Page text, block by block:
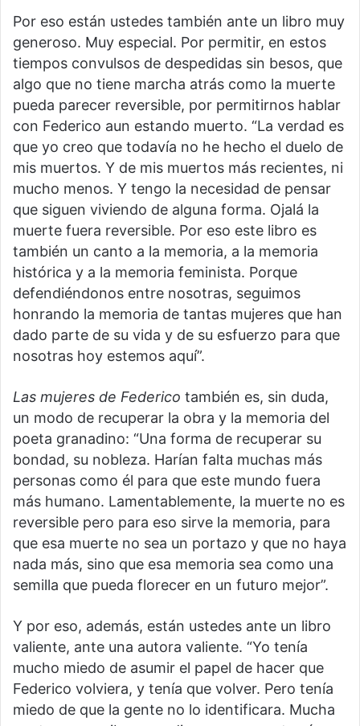
Por eso están ustedes también ante un libro muy
generoso. Muy especial. Por permitir, en estos
tiempos convulsos de despedidas sin besos, que
algo que no tiene marcha atrás como la muerte
pueda parecer reversible, por permitirnos hablar
con Federico aun estando muerto. “La verdad es
que yo creo que todavía no he hecho el duelo de
mis muertos. Y de mis muertos más recientes, ni
mucho menos. Y tengo la necesidad de pensar
que siguen viviendo de alguna forma. Ojalá la
muerte fuera reversible. Por eso este libro es
también un canto a la memoria, a la memoria
histórica y a la memoria feminista. Porque
defendiéndonos entre nosotras, seguimos
honrando la memoria de tantas mujeres que han
dado parte de su vida y de su esfuerzo para que
nosotras hoy estemos aquí”.
Las mujeres de Federico también es, sin duda,
un modo de recuperar la obra y la memoria del
poeta granadino: “Una forma de recuperar su
bondad, su nobleza. Harían falta muchas más
personas como él para que este mundo fuera
más humano. Lamentablemente, la muerte no es
reversible pero para eso sirve la memoria, para
que esa muerte no sea un portazo y que no haya
nada más, sino que esa memoria sea como una
semilla que pueda florecer en un futuro mejor”.
Y por eso, además, están ustedes ante un libro
valiente, ante una autora valiente. “Yo tenía
mucho miedo de asumir el papel de hacer que
Federico volviera, y tenía que volver. Pero tenía
miedo de que la gente no lo identificara. Mucha